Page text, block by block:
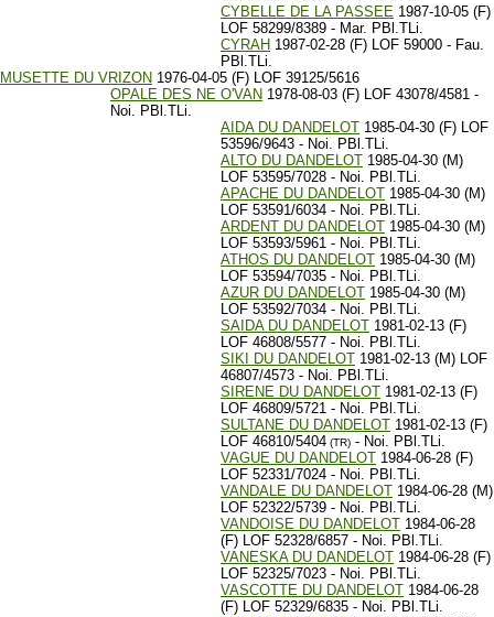
CYBELLE DE LA PASSEE 1987-10-05 (F)
LOF 58299/8389 - Mar. PBl.TLi.
CYRAH 1987-02-28 (F) LOF 59000 - Fau.
PBl.TLi.
MUSETTE DU VRIZON 1976-04-05 (F) LOF 39125/5616
OPALE DES NE O'VAN 1978-08-03 (F) LOF 43078/4581 -
Noi. PBl.TLi.
AIDA DU DANDELOT 1985-04-30 (F) LOF
53596/9643 - Noi. PBl.TLi.
ALTO DU DANDELOT 1985-04-30 (M)
LOF 53595/7028 - Noi. PBl.TLi.
APACHE DU DANDELOT 1985-04-30 (M)
LOF 53591/6034 - Noi. PBl.TLi.
ARDENT DU DANDELOT 1985-04-30 (M)
LOF 53593/5961 - Noi. PBl.TLi.
ATHOS DU DANDELOT 1985-04-30 (M)
LOF 53594/7035 - Noi. PBl.TLi.
AZUR DU DANDELOT 1985-04-30 (M)
LOF 53592/7034 - Noi. PBl.TLi.
SAIDA DU DANDELOT 1981-02-13 (F)
LOF 46808/5577 - Noi. PBl.TLi.
SIKI DU DANDELOT 1981-02-13 (M) LOF
46807/4573 - Noi. PBl.TLi.
SIRENE DU DANDELOT 1981-02-13 (F)
LOF 46809/5721 - Noi. PBl.TLi.
SULTANE DU DANDELOT 1981-02-13 (F)
LOF 46810/5404 (TR) - Noi. PBl.TLi.
VAGUE DU DANDELOT 1984-06-28 (F)
LOF 52331/7024 - Noi. PBl.TLi.
VANDALE DU DANDELOT 1984-06-28 (M)
LOF 52322/5739 - Noi. PBl.TLi.
VANDOISE DU DANDELOT 1984-06-28
(F) LOF 52328/6857 - Noi. PBl.TLi.
VANESKA DU DANDELOT 1984-06-28 (F)
LOF 52325/7023 - Noi. PBl.TLi.
VASCOTTE DU DANDELOT 1984-06-28
(F) LOF 52329/6835 - Noi. PBl.TLi.